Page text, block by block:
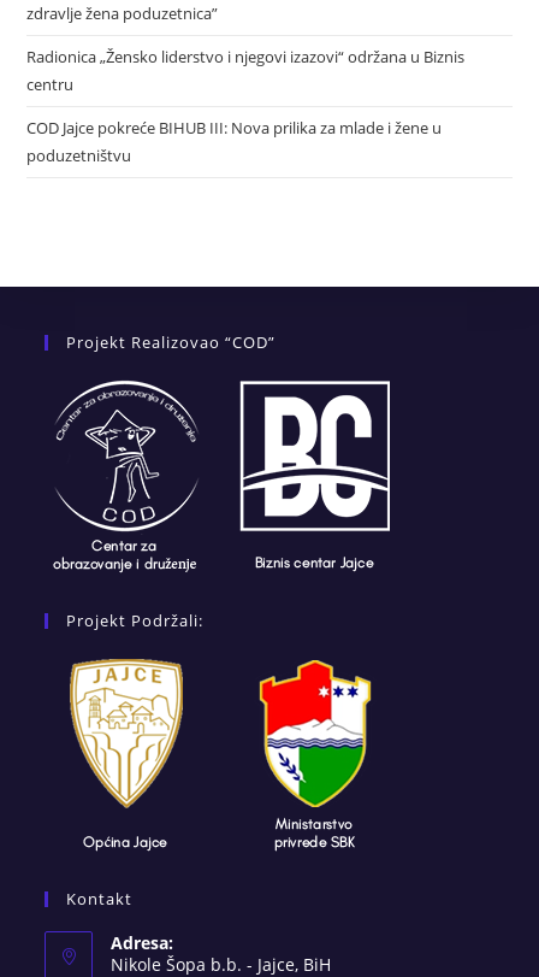
zdravlje žena poduzetnica”
Radionica „Žensko liderstvo i njegovi izazovi“ održana u Biznis
centru
COD Jajce pokreće BIHUB III: Nova prilika za mlade i žene u
poduzetništvu
Projekt Realizovao “COD”
Projekt Podržali:
Kontakt
Adresa:
Nikole Šopa b.b. - Jajce, BiH